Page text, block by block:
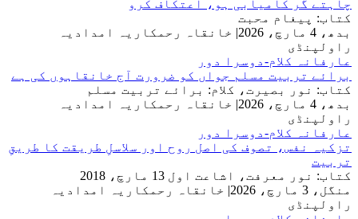
چاہتے گر کامیابی ہو، اعتکاف کرو
کتاب: پیغام محبت
بدھ، 4 مارچ، 2026
| خانقاہ رحمکاریہ امدادیہ
راولپنڈی
عارفانہ کلام-دوسرا دور
برائے تربیت مسلم جواں کو ضرورت آج خانقاہوں کی ہے
کتاب: نور بصیرت، کلام: برائے تربیت مسلم
بدھ، 4 مارچ، 2026
| خانقاہ رحمکاریہ امدادیہ
راولپنڈی
عارفانہ کلام-دوسرا دور
تزکیہ نفس، تصوف کی اصل روح اور سلاسلِ طریقت کا طریقِ
تربیت
کتاب: نور معرفت، اشاعت اول 13 مارچ، 2018
منگل، 3 مارچ، 2026
| خانقاہ رحمکاریہ امدادیہ
راولپنڈی